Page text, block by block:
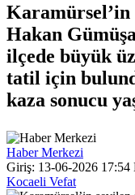
Hakan
ilçede büyük
tatil için
kaza sonucu
Haber Merkezi
Giriş: 13-06-2026 17:54
Kocaeli Vefat